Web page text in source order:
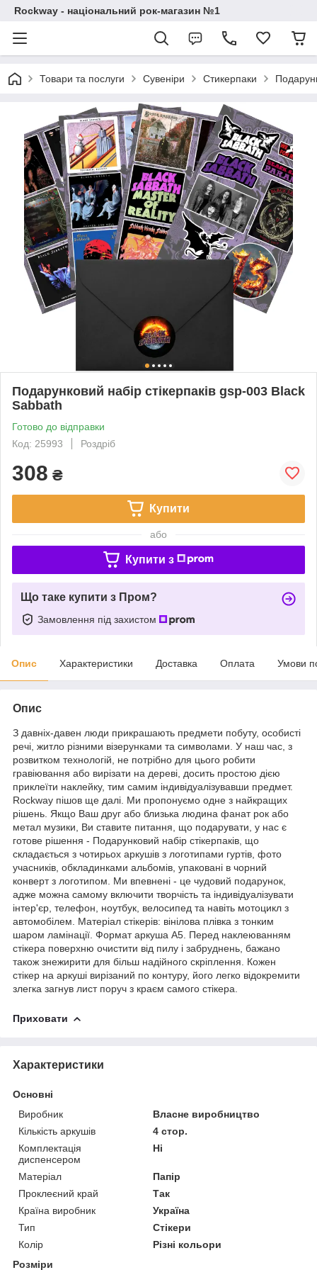
Rockway - національний рок-магазин №1
Товари та послуги Сувеніри Стикерпаки
Подарунковий набір стікерпаків gsp-003 Black
Sabbath
Готово до відправки
Код: 25993
Роздріб
308 ₴
Купити
або
Купити з
Що таке купити з Пром?
Замовлення під захистом
Опис Характеристики Доставка Оплата Умови
Опис
З давніх-давен люди прикрашають предмети побуту, особисті
речі, житло різними візерунками та символами. У наш час, з
розвитком технологій, не потрібно для цього робити
гравіювання або вирізати на дереві, досить простою дією
приклеїти наклейку, тим самим індивідуалізувавши предмет.
Rockway пішов ще далі. Ми пропонуємо одне з найкращих
рішень. Якщо Ваш друг або близька людина фанат рок або
метал музики, Ви ставите питання, що подарувати, у нас є
готове рішення - Подарунковий набір стікерпаків, що
складається з чотирьох аркушів з логотипами гуртів, фото
учасників, обкладинками альбомів, упаковані в чорний
конверт з логотипом. Ми впевнені - це чудовий подарунок,
адже можна самому включити творчість та індивідуалізувати
інтер'єр, телефон, ноутбук, велосипед та навіть мотоцикл з
автомобілем. Матеріал стікерів: вінілова плівка з тонким
шаром ламінації. Формат аркуша А5. Перед наклеюванням
стікера поверхню очистити від пилу і забруднень, бажано
також знежирити для більш надійного скріплення. Кожен
стікер на аркуші вирізаний по контуру, його легко відокремити
злегка загнув лист поруч з краєм самого стікера.
Приховати
Характеристики
Основні
Виробник
Власне виробництво
Кількість аркушів
4 стор.
Комплектація
диспенсером
Ні
Матеріал
Папір
Проклеєний край
Так
Країна виробник
Україна
Тип
Стікери
Колір
Різні кольори
Розміри